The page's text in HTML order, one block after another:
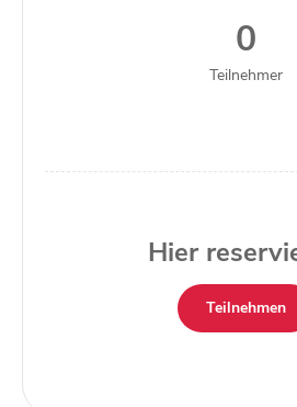
0
Teilnehmer
Hier
Teilnehmen